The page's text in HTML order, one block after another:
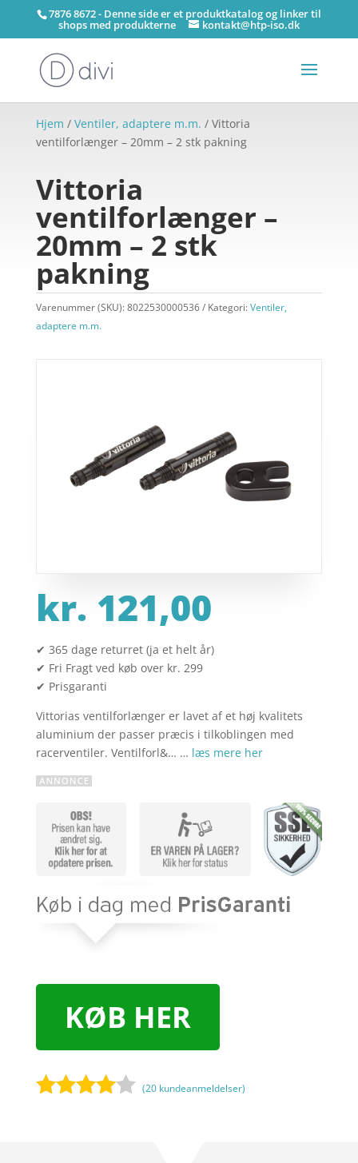
7876 8672 - Denne side er et produktkatalog og linker til
shops med produkterne kontakt@htp-iso.dk
Hjem / Ventiler, adaptere m.m. / Vittoria
ventilforlænger – 20mm – 2 stk pakning
Vittoria
ventilforlænger –
20mm – 2 stk
pakning
Varenummer (SKU):8022530000536 Kategori:Ventiler,
adaptere m.m.
kr. 121,00
✔ 365 dage returret (ja et helt år)
✔ Fri Fragt ved køb over kr. 299
✔ Prisgaranti
Vittorias ventilforlænger er lavet af et høj kvalitets
aluminium der passer præcis i tilkoblingen med
racerventiler. Ventilforl&… … læs mere her
KØB HER
(20 kundeanmeldelser)